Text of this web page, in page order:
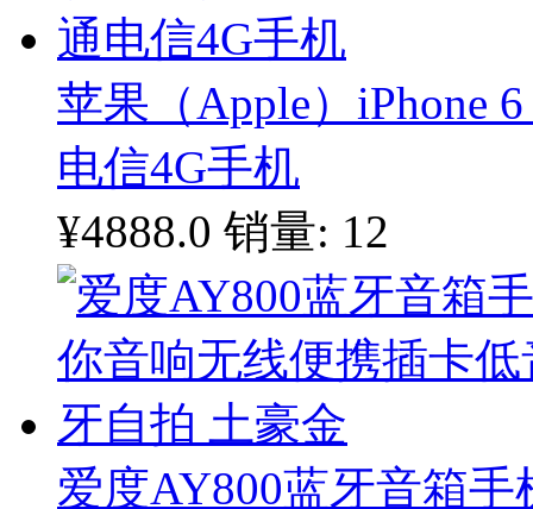
苹果（Apple）iPhone
电信4G手机
¥4888.0 销量: 12
爱度AY800蓝牙音箱